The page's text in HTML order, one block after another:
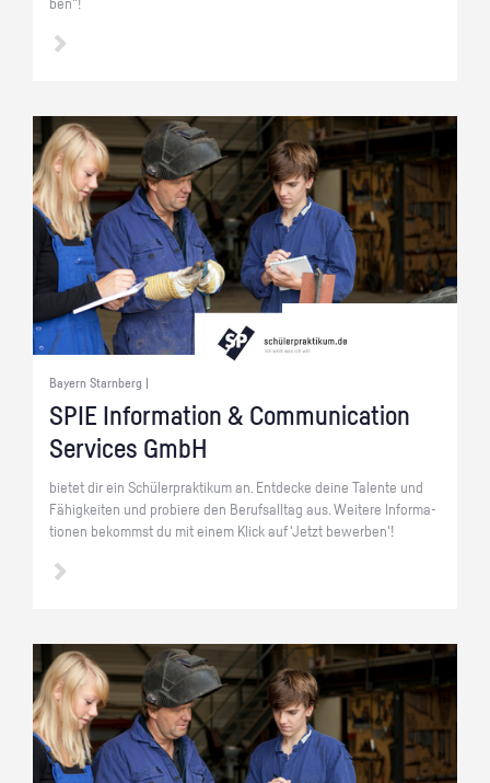
ben"!
Bayern Starnberg |
SPIE In­for­ma­ti­on & Com­mu­ni­ca­ti­on
Ser­vices GmbH
bie­tet dir ein Schü­ler­prak­ti­kum an. Ent­de­cke deine Ta­len­te und
Fä­hig­kei­ten und pro­bie­re den Be­rufs­all­tag aus. Wei­te­re In­for­ma­
tio­nen be­kommst du mit einem Klick auf 'Jetzt be­wer­ben'!